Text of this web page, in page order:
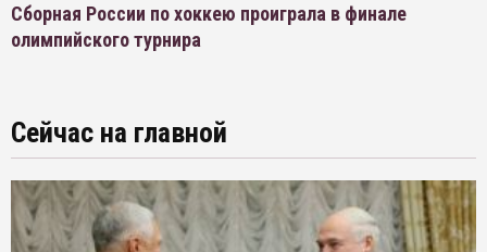
Сборная России по хоккею проиграла в финале
олимпийского турнира
Сейчас на главной